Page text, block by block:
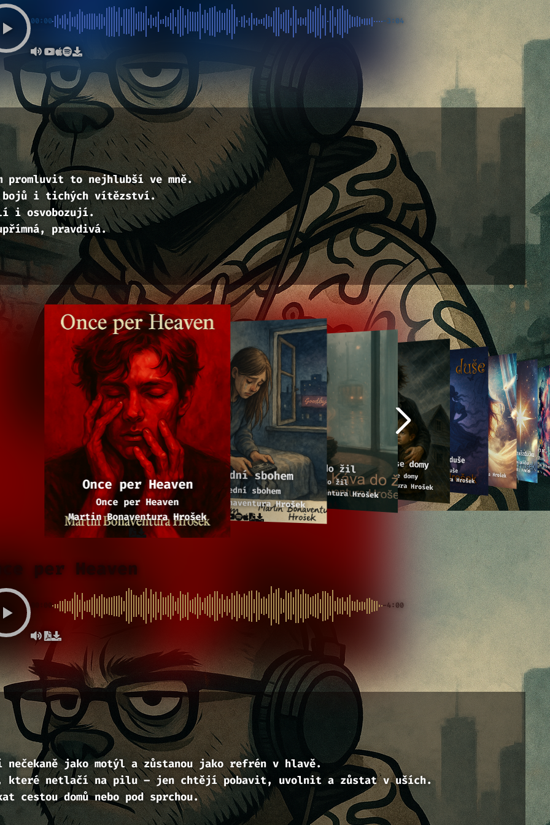
00:00 -3:04
promluvit to nejhlubší ve mně.
bojů i tichých vítězství.
i osvobozují.
pravdivá.
Once per Heaven
Once per Heaven
Martin Bonaventura Hrošek
Poslední sbohem
Poslední sbohem
Martin Bonaventura Hrošek
Káva do žil
Káva do žil
Martin Bonaventura Hrošek
Nezhroutí se domy
Nezhroutí se domy
Martin Bonaventura Hrošek
Čardáš mé duše
Čardáš mé duše
Martin Bonaventura Hrošek
Magnety
Magnety
Martin Bonaventura Hrošek
Modlitba pro hvězdičku
Modlitba pro hvězdičku
Martin Bonaventura Hrošek
Pálím mosty
Pálím mosty
Martin Bonaventura Hrošek
per Heaven
-4:00
jako motýl a zůstanou jako refrén v hlavě.
které netlačí na pilu – jen chtějí pobavit, uvolnit a zůstat v uších.
cestou domů nebo pod sprchou.